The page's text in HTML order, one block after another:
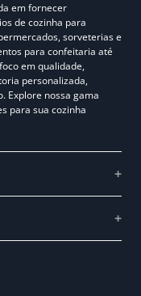
em fornecer
de cozinha para
sorveterias e
para confeitaria até
em qualidade,
personalizada,
Explore nossa gama
para sua cozinha
+
+